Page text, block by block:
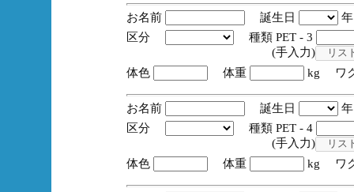
お名前 誕生日
区分
種類 PET - 3
(手入力)
体色
体重 kg ワ
お名前 誕生日
区分
種類 PET - 4
(手入力)
体色
体重 kg ワ